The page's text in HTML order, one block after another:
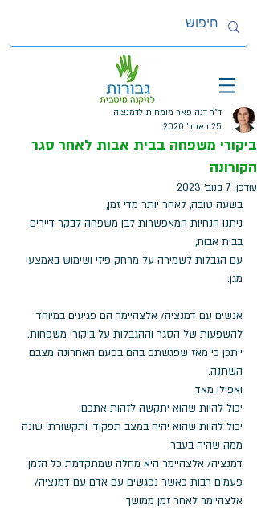
ביקורי משפחה בבית אבות לאחר סגר
הקורונה
ד"ר דנה פאר מומחית לדמנציה
25 באפר׳ 2020
עודכן: 7 בנוב׳ 2023
בשעה טובה, לאחר יותר מדי זמן,
ניתנו הנחיות המאפשרות לבן משפחה לבקר דיירים
בבית אבות,
עם הגבלות לשמירה על מרחק פיזי ושימוש באמצעי
מגן.
אנשים עם דמנציה/ אלצהיימר הם פגיעים במיוחד
להשפעות של הסגר וההגבלות על ביקורי משפחות.
ייתכן כי מאז שפגשתם בהם בפעם האחרונה מצבם
השתנה.
ואפילו מאד.
יכול להיות שהוא יתקשה לזהות אתכם.
יכול להיות שהוא יהיה במצב תפקודי ותקשורתי שונה
ממה שהיה בעבר.
דמנציה/ אלצהיימר היא מחלה שמתקדמת כל הזמן.
פעמים רבות כאשר נפגשים עם אדם עם דמנציה/
אלצהיימר לאחר זמן ממושך